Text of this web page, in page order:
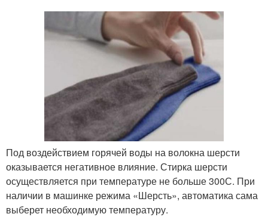
Под воздействием горячей воды на волокна шерсти
оказывается негативное влияние. Стирка шерсти
осуществляется при температуре не больше 300С. При
наличии в машинке режима «Шерсть», автоматика сама
выберет необходимую температуру.